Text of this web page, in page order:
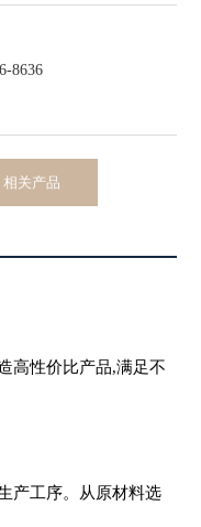
8636
相关产品
高性价比产品,满足不
产工序。从原材料选